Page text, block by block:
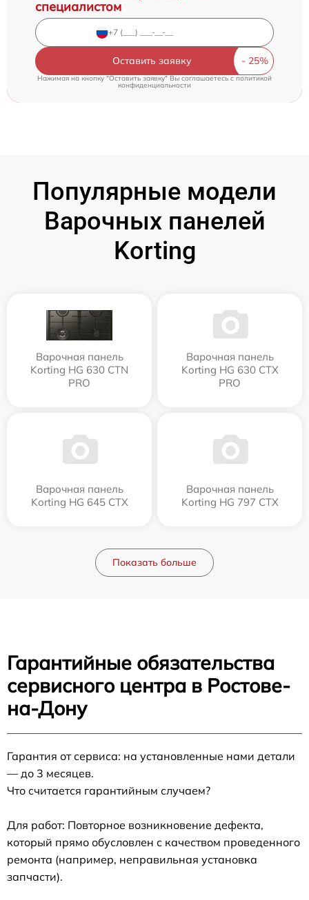
специалистом
Оставить заявку
Нажимая на кнопку "Оставить заявку" Вы соглашаетесь cполитикой
конфиденциальности
Популярные модели
Варочных панелей
Korting
Варочная панель
Korting HG 630 CTN
PRO
Варочная панель
Korting HG 630 CTX
PRO
Варочная панель
Korting HG 645 CTX
Варочная панель
Korting HG 797 CTX
Показать больше
Гарантийные обязательства
сервисного центра в Ростове-
на-Дону
Гарантия от сервиса: на установленные нами детали
— до 3 месяцев.
Что считается гарантийным случаем?
Для работ: Повторное возникновение дефекта,
который прямо обусловлен с качеством проведенного
ремонта (например, неправильная установка
запчасти).